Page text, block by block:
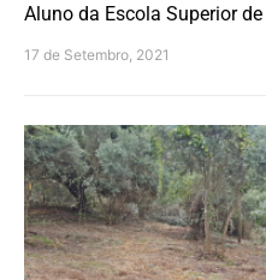
Aluno da Escola Superior
17 de Setembro, 2021